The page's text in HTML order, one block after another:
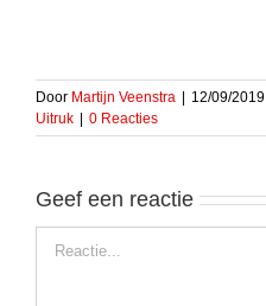
Door Martijn Veenstra 12/09/2019
Uitruk
0 Reacties
Geef een reactie